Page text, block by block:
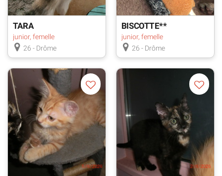
TARA
junior, femelle
26 - Drôme
BISCOTTE**
junior, femelle
26 - Drôme